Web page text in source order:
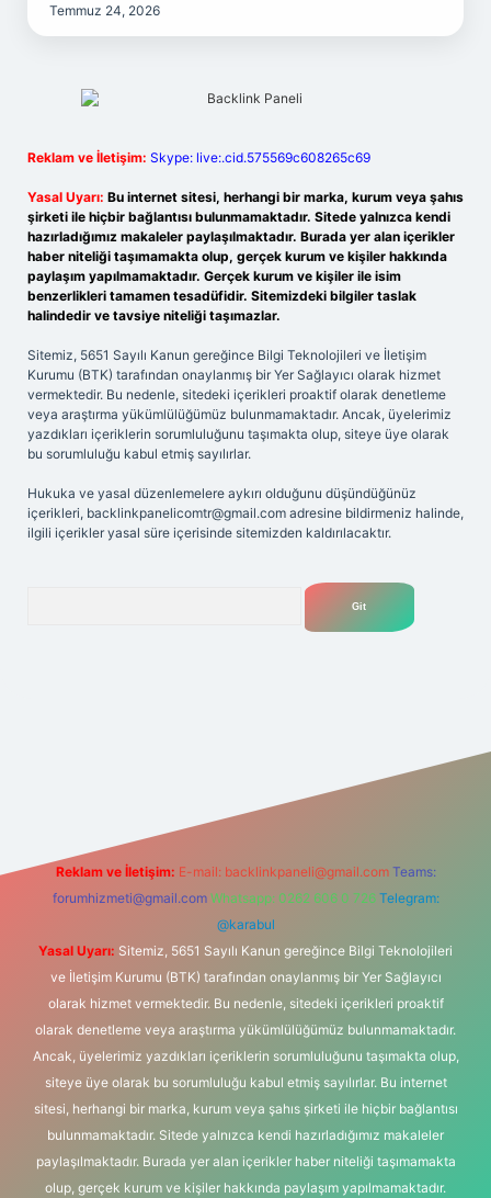
Temmuz 24, 2026
Reklam ve İletişim: Skype: live:.cid.575569c608265c69
Yasal Uyarı: Bu internet sitesi, herhangi bir marka, kurum veya şahıs
şirketi ile hiçbir bağlantısı bulunmamaktadır. Sitede yalnızca kendi
hazırladığımız makaleler paylaşılmaktadır. Burada yer alan içerikler
haber niteliği taşımamakta olup, gerçek kurum ve kişiler hakkında
paylaşım yapılmamaktadır. Gerçek kurum ve kişiler ile isim
benzerlikleri tamamen tesadüfidir. Sitemizdeki bilgiler taslak
halindedir ve tavsiye niteliği taşımazlar.
Sitemiz, 5651 Sayılı Kanun gereğince Bilgi Teknolojileri ve İletişim
Kurumu (BTK) tarafından onaylanmış bir Yer Sağlayıcı olarak hizmet
vermektedir. Bu nedenle, sitedeki içerikleri proaktif olarak denetleme
veya araştırma yükümlülüğümüz bulunmamaktadır. Ancak, üyelerimiz
yazdıkları içeriklerin sorumluluğunu taşımakta olup, siteye üye olarak
bu sorumluluğu kabul etmiş sayılırlar.
Hukuka ve yasal düzenlemelere aykırı olduğunu düşündüğünüz
içerikleri, backlinkpanelicomtr@gmail.com adresine bildirmeniz halinde,
ilgili içerikler yasal süre içerisinde sitemizden kaldırılacaktır.
Reklam ve İletişim: E-mail: backlinkpaneli@gmail.com Teams:
forumhizmeti@gmail.com Whatsapp: 0262 606 0 726 Telegram:
@karabul
Yasal Uyarı: Sitemiz, 5651 Sayılı Kanun gereğince Bilgi Teknolojileri
ve İletişim Kurumu (BTK) tarafından onaylanmış bir Yer Sağlayıcı
olarak hizmet vermektedir. Bu nedenle, sitedeki içerikleri proaktif
olarak denetleme veya araştırma yükümlülüğümüz bulunmamaktadır.
Ancak, üyelerimiz yazdıkları içeriklerin sorumluluğunu taşımakta olup,
siteye üye olarak bu sorumluluğu kabul etmiş sayılırlar. Bu internet
sitesi, herhangi bir marka, kurum veya şahıs şirketi ile hiçbir bağlantısı
bulunmamaktadır. Sitede yalnızca kendi hazırladığımız makaleler
paylaşılmaktadır. Burada yer alan içerikler haber niteliği taşımamakta
olup, gerçek kurum ve kişiler hakkında paylaşım yapılmamaktadır.